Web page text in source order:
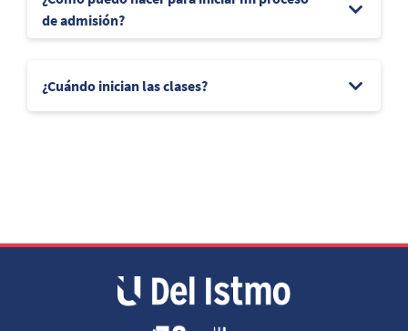
de admisión?
¿Cuándo inician las clases?